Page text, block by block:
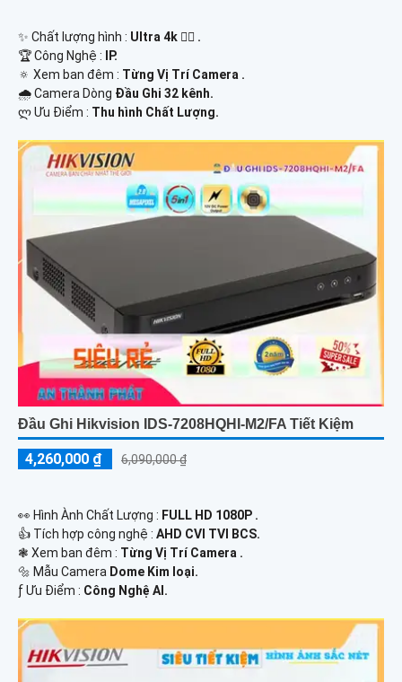
✨ Chất lượng hình : Ultra 4k 👍🏾 .
🏆 Công Nghệ :
IP.
🔅 Xem ban đêm : Từng Vị Trí Camera .
🌧️ Camera Dòng Đầu Ghi 32 kênh.
️ლ Ưu Điểm : Thu hình Chất Lượng.
Đầu Ghi Hikvision IDS-7208HQHI-M2/FA Tiết Kiệm
4,260,000 ₫ 6,090,000 ₫
️👀 Hình Ành Chất Lượng : FULL HD 1080P .
👍 Tích hợp công nghệ : AHD CVI TVI BCS.
❃ Xem ban đêm : Từng Vị Trí Camera .
🔩 Mẫu Camera Dome Kim loại.
️ƒ Ưu Điểm : Công Nghệ AI.